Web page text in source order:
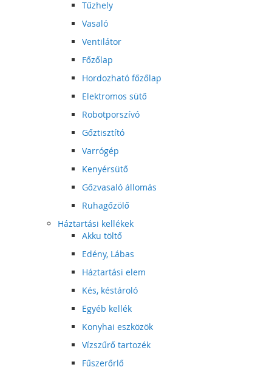
Tűzhely
Vasaló
Ventilátor
Főzőlap
Hordozható főzőlap
Elektromos sütő
Robotporszívó
Gőztisztító
Varrógép
Kenyérsütő
Gőzvasaló állomás
Ruhagőzölő
Háztartási kellékek
Akku töltő
Edény, Lábas
Háztartási elem
Kés, késtároló
Egyéb kellék
Konyhai eszközök
Vízszűrő tartozék
Fűszerőrlő